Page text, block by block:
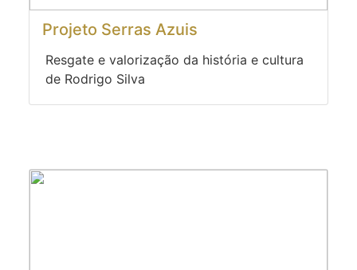
Projeto Serras Azuis
Resgate e valorização da história e cultura
de Rodrigo Silva